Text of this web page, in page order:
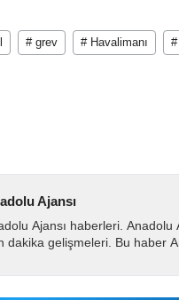
# grev # Havalimanı
Ajansı
Ajansı haberleri. Anadolu
dakika gelişmeleri. Bu haber
tarafından...